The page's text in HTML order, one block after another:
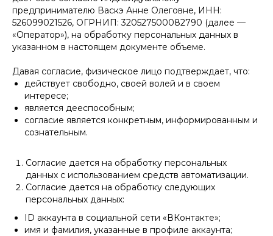
предпринимателю Васкэ Анне Олеговне, ИНН:
526099021526, ОГРНИП: 320527500082790 (далее —
«Оператор»), на обработку персональных данных в
указанном в настоящем документе объеме.
Давая согласие, физическое лицо подтверждает, что:
действует свободно, своей волей и в своем
интересе;
является дееспособным;
согласие является конкретным, информированным и
сознательным.
Согласие дается на обработку персональных
данных с использованием средств автоматизации.
Согласие дается на обработку следующих
персональных данных:
ID аккаунта в социальной сети «ВКонтакте»;
имя и фамилия, указанные в профиле аккаунта;